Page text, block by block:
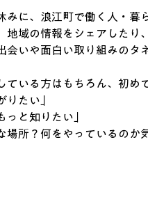
みに、浪江町で働く人・
地域の情報をシェアしたり
会いや面白い取り組みのタ
ている方はもちろん、初め
りたい」
っと知りたい」
場所？何をやっているの